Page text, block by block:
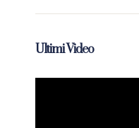
Ultimi Video